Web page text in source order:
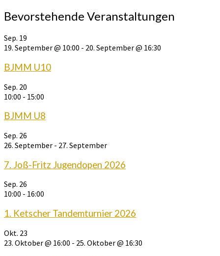
Bevorstehende Veranstaltungen
Sep. 19
19. September @ 10:00 - 20. September @ 16:30
BJMM U10
Sep. 20
10:00 - 15:00
BJMM U8
Sep. 26
26. September - 27. September
7. Joß-Fritz Jugendopen 2026
Sep. 26
10:00 - 16:00
1. Ketscher Tandemturnier 2026
Okt. 23
23. Oktober @ 16:00 - 25. Oktober @ 16:30